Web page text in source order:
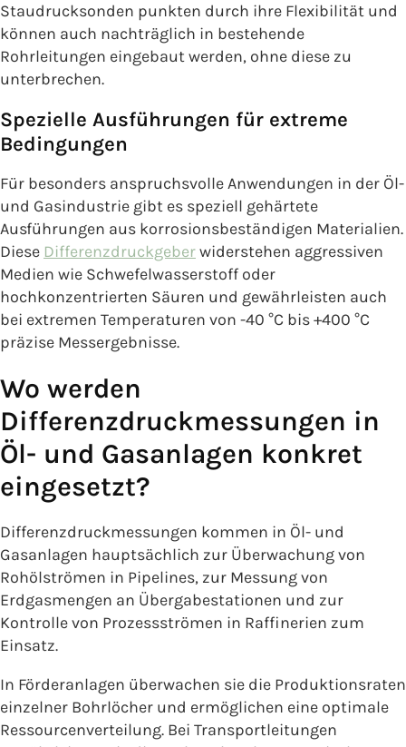
Staudrucksonden punkten durch ihre Flexibilität und
können auch nachträglich in bestehende
Rohrleitungen eingebaut werden, ohne diese zu
unterbrechen.
Spezielle Ausführungen für extreme
Bedingungen
Für besonders anspruchsvolle Anwendungen in der Öl-
und Gasindustrie gibt es speziell gehärtete
Ausführungen aus korrosionsbeständigen Materialien.
Diese Differenzdruckgeberwiderstehen aggressiven
Medien wie Schwefelwasserstoff oder
hochkonzentrierten Säuren und gewährleisten auch
bei extremen Temperaturen von -40 °C bis +400 °C
präzise Messergebnisse.
Wo werden
Differenzdruckmessungen in
Öl- und Gasanlagen konkret
eingesetzt?
Differenzdruckmessungen kommen in Öl- und
Gasanlagen hauptsächlich zur Überwachung von
Rohölströmen in Pipelines, zur Messung von
Erdgasmengen an Übergabestationen und zur
Kontrolle von Prozessströmen in Raffinerien zum
Einsatz.
In Förderanlagen überwachen sie die Produktionsraten
einzelner Bohrlöcher und ermöglichen eine optimale
Ressourcenverteilung. Bei Transportleitungen